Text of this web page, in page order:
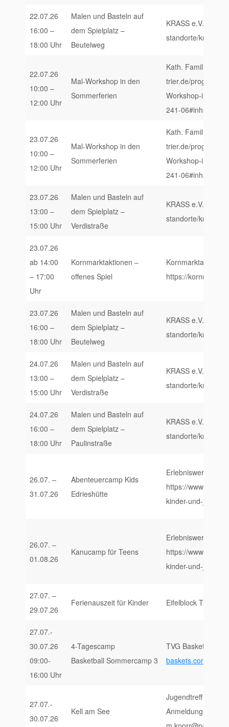
22.07.26
16:00 –
18:00 Uhr
Malen und Basteln auf
dem Spielplatz –
Beutelweg
KRASS e.V.,
standorte/krass-
22.07.26
10:00 –
12:00 Uhr
Mal-Workshop in den
Sommerferien
Kath.
trier.de/
Workshop-in-den-
241-06#inhalt
23.07.26
10:00 –
12:00 Uhr
Mal-Workshop in den
Sommerferien
Kath.
trier.de/
Workshop-in-den-
241-06#inhalt
23.07.26
13:00 –
15:00 Uhr
Malen und Basteln auf
dem Spielplatz –
Verdistraße
KRASS e.V.,
standorte/krass-
23.07.26
ab 14:00
– 17:00
Uhr
Kornmarktaktionen –
offenes Spiel
https://
23.07.26
16:00 –
18:00 Uhr
Malen und Basteln auf
dem Spielplatz –
Beutelweg
KRASS e.V.,
standorte/krass-
24.07.26
13:00 –
15:00 Uhr
Malen und Basteln auf
dem Spielplatz –
Verdistraße
KRASS e.V.,
standorte/krass-
24.07.26
16:00 –
18:00 Uhr
Malen und Basteln auf
dem Spielplatz –
Paulinstraße
KRASS e.V.,
standorte/krass-
26.07. –
31.07.26
Abenteuercamp Kids
Edrieshütte
Erlebniswerkstatt
https://
kinder-und-
26.07. –
01.08.26
Kanucamp für Teens
Erlebniswerkstatt
https://
kinder-und-
27.07. –
29.07.26
Ferienauszeit für Kinder Eifelblock Trier,
27.07.-
30.07.26
09:00-
16:00 Uhr
4-Tagescamp
Basketball Sommercamp 3
TVG Baskets Trier
baskets.com/
27.07.-
30.07.26
Kell am See
Jugendtreff X-
Anmeldung unter: